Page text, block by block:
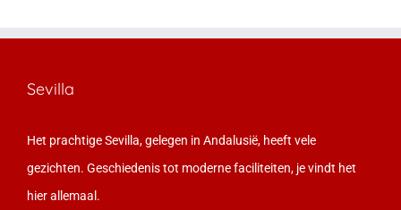
Sevilla
Het prachtige Sevilla, gelegen in Andalusië, heeft vele
gezichten. Geschiedenis tot moderne faciliteiten, je vindt het
hier allemaal.